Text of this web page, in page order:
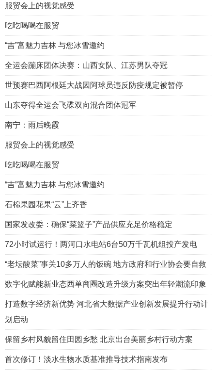
服贸会上的视觉感受
吃吃喝喝在服贸
“吉”富魅力吉林 与您冰雪邀约
全运会蹦床团体决赛：山西女队、江苏男队夺冠
世预赛巴西阿根廷大战因阿球员违反防疫规定被暂停
山东夺得全运会飞碟双向混合团体冠军
南宁：雨后晚霞
服贸会上的视觉感受
吃吃喝喝在服贸
“吉”富魅力吉林 与您冰雪邀约
石棉果园花果“云”上齐香
国家发改委：确保“菜篮子”产品供应充足价格稳定
72小时试运行！两河口水电站6台50万千瓦机组投产发电
“老坛酸菜”事关10多万人的饭碗 地方政府和行业协会要自救
数字化赋能新业态西单商圈改造升级方案突出年轻潮流印象
打造数字经济新优势 河北省大数据产业创新发展提升行动计
划启动
保留乡村风貌留住田园乡愁 北京出台美丽乡村行动方案
首次修订！淡水生物水质基准推导技术指南发布